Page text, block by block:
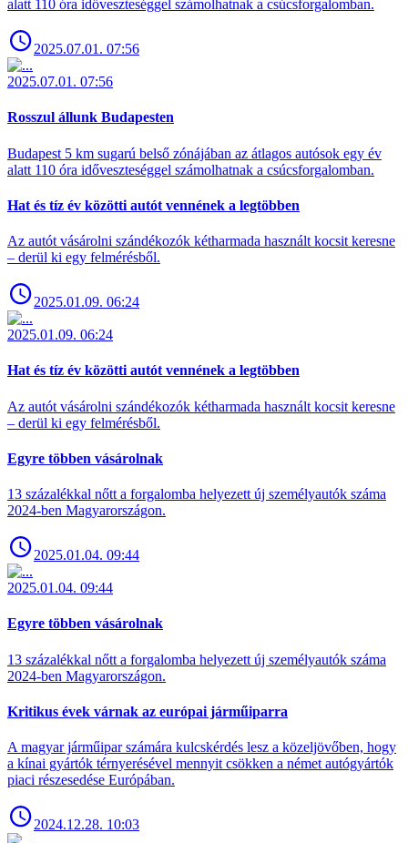
alatt 110 óra időveszteséggel számolhatnak a csúcsforgalomban.
2025.07.01. 07:56
2025.07.01. 07:56
Rosszul állunk Budapesten
Budapest 5 km sugarú belső zónájában az átlagos autósok egy év
alatt 110 óra időveszteséggel számolhatnak a csúcsforgalomban.
Hat és tíz év közötti autót vennének a legtöbben
Az autót vásárolni szándékozók kétharmada használt kocsit keresne
– derül ki egy felmérésből.
2025.01.09. 06:24
2025.01.09. 06:24
Hat és tíz év közötti autót vennének a legtöbben
Az autót vásárolni szándékozók kétharmada használt kocsit keresne
– derül ki egy felmérésből.
Egyre többen vásárolnak
13 százalékkal nőtt a forgalomba helyezett új személyautók száma
2024-ben Magyarországon.
2025.01.04. 09:44
2025.01.04. 09:44
Egyre többen vásárolnak
13 százalékkal nőtt a forgalomba helyezett új személyautók száma
2024-ben Magyarországon.
Kritikus évek várnak az európai járműiparra
A magyar járműipar számára kulcskérdés lesz a közeljövőben, hogy
a kínai gyártók térnyerésével mennyit csökken a német autógyártók
piaci részesedése Európában.
2024.12.28. 10:03